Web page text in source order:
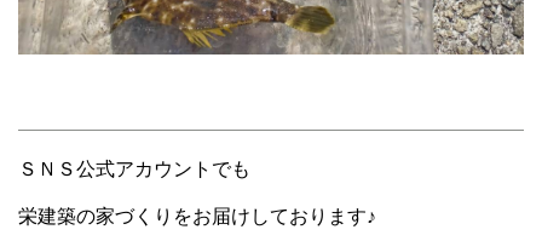
ＳＮＳ公式アカウントでも
栄建築の家づくりをお届けしております♪